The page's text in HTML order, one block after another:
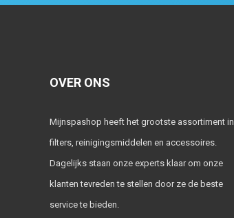
OVER ONS
Mijnspashop heeft het grootste assortiment in
filters, reinigingsmiddelen en accessoires.
Dagelijks staan onze experts klaar om onze
klanten tevreden te stellen door ze de beste
service te bieden.